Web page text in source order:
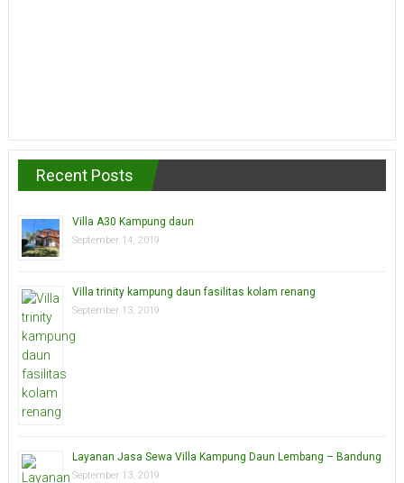
Recent Posts
Villa A30 Kampung daun
September 14, 2019
Villa trinity kampung daun fasilitas kolam renang
September 13, 2019
Layanan Jasa Sewa Villa Kampung Daun Lembang – Bandung
September 13, 2019